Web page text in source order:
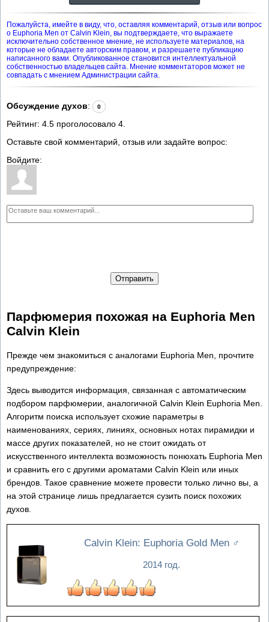
Пожалуйста, имейте в виду, что, оставляя комментарий, отзыв или вопрос
о Euphoria Men от Calvin Klein, вы подтверждаете, что выражаете
исключительно собственное мнение, не используете материалов, на
которые не обладаете авторским правом, и разрешаете публикацию
написанного вами. Опубликованное становится интеллектуальной
собственностью владельцев сайта. Мнение комментаторов может не
совпадать с мнением Администрации сайта.
Обсуждение духов: 0
Рейтинг: 4.5 проголосовало 4
Оставьте свой комментарий, отзыв или задайте вопрос:
Войдите:
Отправить
Парфюмерия похожая на Euphoria Men
Calvin Klein
Прежде чем знакомиться с аналогами Euphoria Men, прочтите
предупреждение:
Здесь выводится информация, связанная с автоматическим
подбором парфюмерии, аналогичной Calvin Klein Euphoria Men.
Алгоритм поиска использует схожие параметры в
наименованиях, сериях, линиях, основных нотах пирамидки и
массе других показателей, но не стоит ожидать от
искусственного интеллекта возможность понюхать Euphoria Men
и сравнить его с другими ароматами Calvin Klein или иных
брендов. Такое сравнение можете провести только лично вы, а
на этой странице лишь предлагается сузить поиск похожих
духов.
Calvin Klein: Euphoria Gold Men ♂
2014 год.